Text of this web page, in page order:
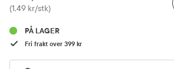
Pris
(1,49 kr/stk)
PÅ LAGER
Fri frakt over 399 kr